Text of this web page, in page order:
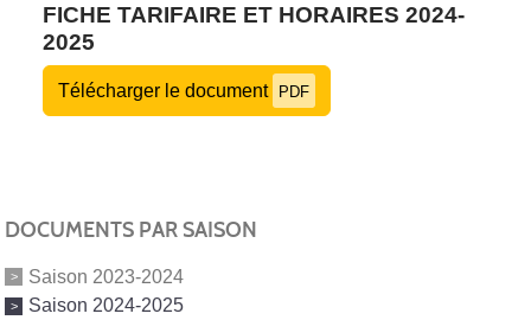
FICHE TARIFAIRE ET HORAIRES 2024-
2025
Télécharger le document PDF
DOCUMENTS PAR SAISON
Saison 2023-2024
Saison 2024-2025